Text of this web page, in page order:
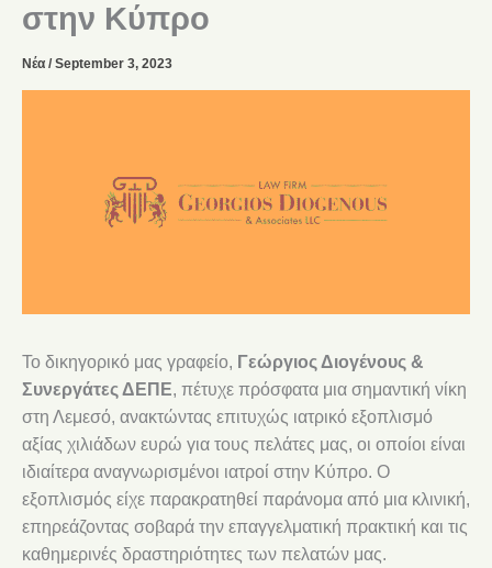
στην Κύπρο
Νέα / September 3, 2023
Το δικηγορικό μας γραφείο, Γεώργιος Διογένους &
Συνεργάτες ΔΕΠΕ, πέτυχε πρόσφατα μια σημαντική νίκη
στη Λεμεσό, ανακτώντας επιτυχώς ιατρικό εξοπλισμό
αξίας χιλιάδων ευρώ για τους πελάτες μας, οι οποίοι είναι
ιδιαίτερα αναγνωρισμένοι ιατροί στην Κύπρο. Ο
εξοπλισμός είχε παρακρατηθεί παράνομα από μια κλινική,
επηρεάζοντας σοβαρά την επαγγελματική πρακτική και τις
καθημερινές δραστηριότητες των πελατών μας.